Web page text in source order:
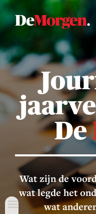
De
Wat zijn de
wat legde het
wat